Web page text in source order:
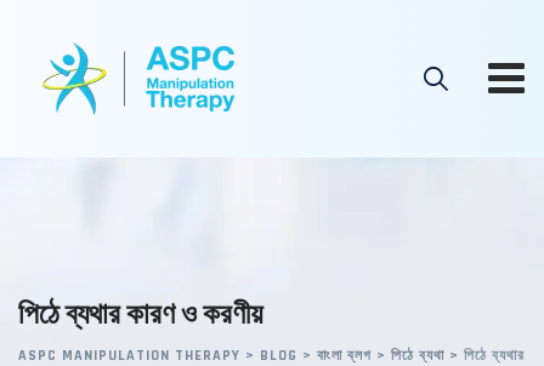
content
পিঠে ব্যথার কারণ ও করণীয়
ASPC MANIPULATION THERAPY > BLOG > বাংলা ব্লগ > পিঠে ব্যথা > পিঠে ব্যথার